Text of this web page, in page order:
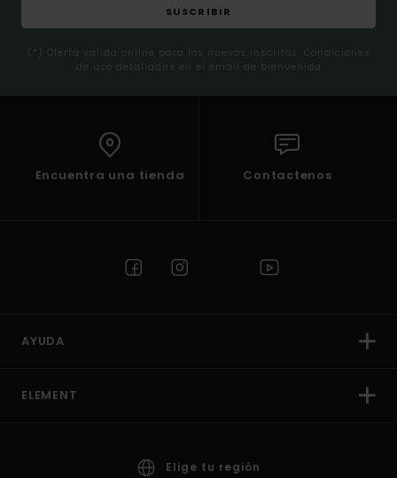
SUSCRIBIR
(*) Oferta valida online para los nuevos inscritos. Condiciones
de uso detalladas en el email de bienvenida
Encuentra una tienda Contactenos
AYUDA
ELEMENT
Elige tu región